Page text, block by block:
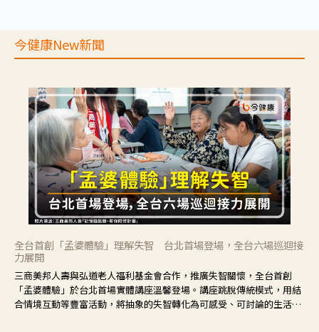
今健康New新聞
全台首創「孟婆體驗」理解失智 台北首場登場，全台六場巡迴接
力展開
三商美邦人壽與弘道老人福利基金會合作，推廣失智關懷，全台首創
「孟婆體驗」於台北首場實體講座溫馨登場。講座跳脫傳統模式，用結
合情境互動等豐富活動，將抽象的失智轉化為可感受、可討論的生活情